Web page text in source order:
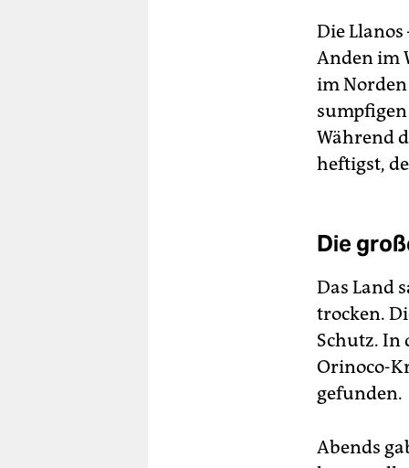
Die Llanos
Anden im
im
Während
heftigst,
Die
Das Land
trocken.
Schutz. In
Orinoco-
gefunden.
Abends